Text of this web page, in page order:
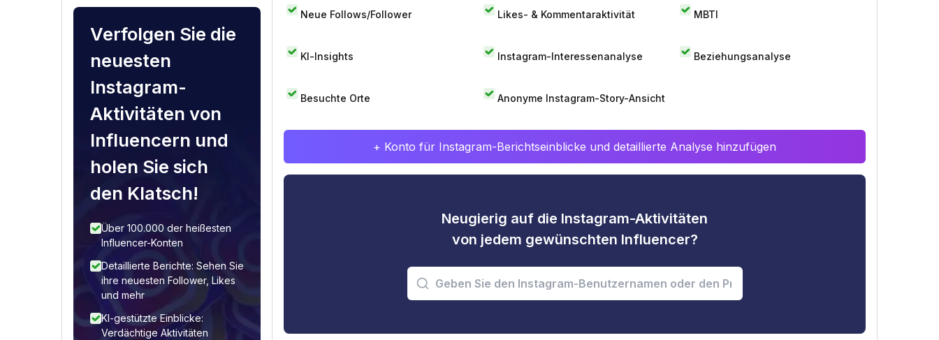
Verfolgen Sie die
neuesten
Instagram-
Aktivitäten von
Influencern und
holen Sie sich
den Klatsch!
Über 100.000 der heißesten
Influencer-Konten
Detaillierte Berichte: Sehen Sie
ihre neuesten Follower, Likes
und mehr
KI-gestützte Einblicke:
Verdächtige Aktivitäten
Neue Follows/Follower Likes- & Kommentaraktivität MBTI
KI-Insights Instagram-Interessenanalyse Beziehungsanalyse
Besuchte Orte Anonyme Instagram-Story-Ansicht
+ Konto für Instagram-Berichtseinblicke und detaillierte Analyse hinzufügen
Neugierig auf die Instagram-Aktivitäten
von jedem gewünschten Influencer?